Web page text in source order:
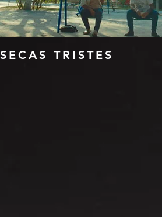
SECAS TRISTES